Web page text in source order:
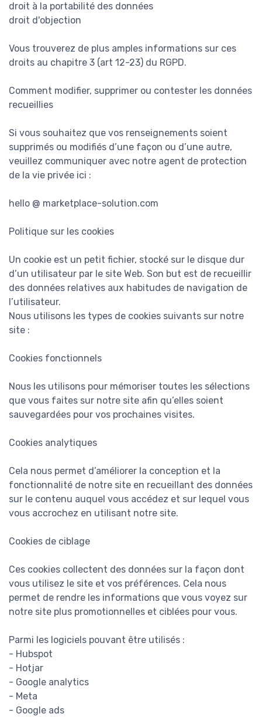
droit à la portabilité des données
droit d'objection
Vous trouverez de plus amples informations sur ces
droits au chapitre 3 (art 12-23) du RGPD.
Comment modifier, supprimer ou contester les données
recueillies
Si vous souhaitez que vos renseignements soient
supprimés ou modifiés d’une façon ou d’une autre,
veuillez communiquer avec notre agent de protection
de la vie privée ici :
hello @ marketplace-solution.com
Politique sur les cookies
Un cookie est un petit fichier, stocké sur le disque dur
d’un utilisateur par le site Web. Son but est de recueillir
des données relatives aux habitudes de navigation de
l’utilisateur.
Nous utilisons les types de cookies suivants sur notre
site :
Cookies fonctionnels
Nous les utilisons pour mémoriser toutes les sélections
que vous faites sur notre site afin qu’elles soient
sauvegardées pour vos prochaines visites.
Cookies analytiques
Cela nous permet d’améliorer la conception et la
fonctionnalité de notre site en recueillant des données
sur le contenu auquel vous accédez et sur lequel vous
vous accrochez en utilisant notre site.
Cookies de ciblage
Ces cookies collectent des données sur la façon dont
vous utilisez le site et vos préférences. Cela nous
permet de rendre les informations que vous voyez sur
notre site plus promotionnelles et ciblées pour vous.
Parmi les logiciels pouvant être utilisés :
- Hubspot
- Hotjar
- Google analytics
- Meta
- Google ads